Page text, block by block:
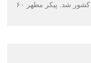
پیکر مطهر ۶۰ شهید گلگون کفن دوران دفاع مقدس صبح امروز از طریق مسیر دریایی اروندرود وارد کشور شد. پیکر مطهر ۶۰